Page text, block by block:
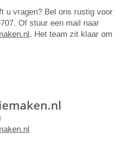
u vragen? Bel ons rustig voor
Of stuur een mail naar
. Het team zit klaar om